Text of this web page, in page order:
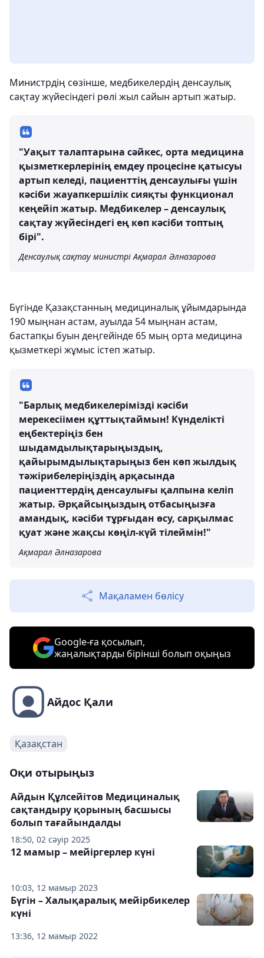
Министрдің сөзінше, медбикелердің денсаулық
сақтау жүйесіндегі рөлі жыл сайын артып жатыр.
"Уақыт талаптарына сәйкес, орта медицина
қызметкерлерінің емдеу процесіне қатысуы
артып келеді, пациенттің денсаулығы үшін
кәсіби жауапкершілік сияқты функционал
кеңейіп жатыр. Медбикелер – денсаулық
сақтау жүйесіндегі ең көп кәсіби топтың
бірі".
Денсаулық сақтау министрі Ақмарал Әлназарова
Бүгінде Қазақстанның медициналық ұйымдарында
190 мыңнан астам, ауылда 54 мыңнан астам,
бастапқы буын деңгейінде 65 мың орта медицина
қызметкері жұмыс істеп жатыр.
"Барлық медбикелерімізді кәсіби
мерекесіімен құттықтаймын! Күнделікті
еңбектеріңіз бен
шыдамдылықтарыңыздың,
қайырымдылықтарыңыз бен көп жылдық
тәжірибелеріңіздің арқасында
пациенттердің денсаулығы қалпына келіп
жатыр. Әрқайсыңыздың отбасыңызға
амандық, кәсіби тұрғыдан өсу, сарқылмас
қуат және жақсы көңіл-күй тілеймін!"
Ақмарал Әлназарова
Мақаламен бөлісу
Google-ға қосылып,
жаңалықтарды бірінші болып оқыңыз
Айдос Қали
Қазақстан
Оқи отырыңыз
18:50, 02 сәуір 2025
Айдын Құлсейітов Медициналық
сақтандыру қорының басшысы
болып тағайындалды
10:03, 12 мамыр 2023
12 мамыр – мейіргерлер күні
13:36, 12 мамыр 2022
Бүгін – Халықаралық мейірбикелер
күні